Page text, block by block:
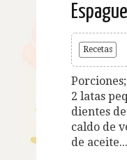
Recetas
2 latas
dientes
caldo de
de aceite...